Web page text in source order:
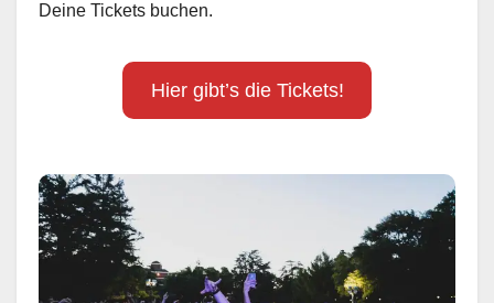
Deine Tickets buchen.
Hier gibt’s die Tickets!